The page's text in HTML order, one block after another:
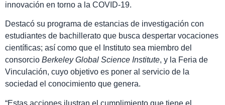
innovación en torno a la COVID-19.
Destacó su programa de estancias de investigación con
estudiantes de bachillerato que busca despertar vocaciones
científicas; así como que el Instituto sea miembro del
consorcio Berkeley Global Science Institute, y la Feria de
Vinculación, cuyo objetivo es poner al servicio de la
sociedad el conocimiento que genera.
“Estas acciones ilustran el cumplimiento que tiene el